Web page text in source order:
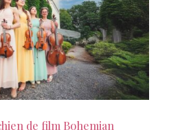
de film Bohemian